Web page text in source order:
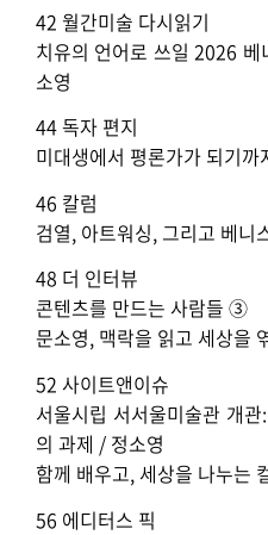
42 월간미술 다시읽기
치유의 언어로 쓰일 2026
소영
44 독자 편지
미대생에서 평론가가 되기
46 칼럼
검열, 아트워싱, 그리고 베니
48 더 인터뷰
콘텐츠를 만드는 사람들 ③
문소영, 맥락을 읽고 세상을
52 사이트앤이슈
서울시립 서서울미술관 개
의 과제 / 정소영
함께 배우고, 세상을 나누는
56 에디터스 픽